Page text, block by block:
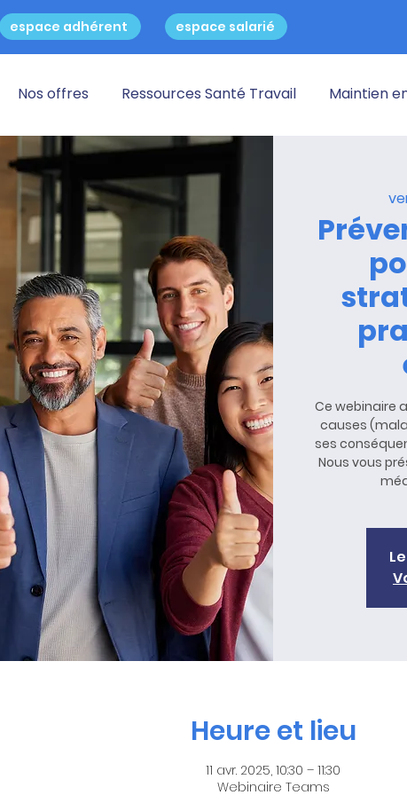
espace adhérent espace salarié
Nos offres Ressources Santé Travail Maintien
Ce webinaire
causes
ses
Nous vous
Heure et lieu
11 avr. 2025, 10:30 – 11:30
Webinaire Teams